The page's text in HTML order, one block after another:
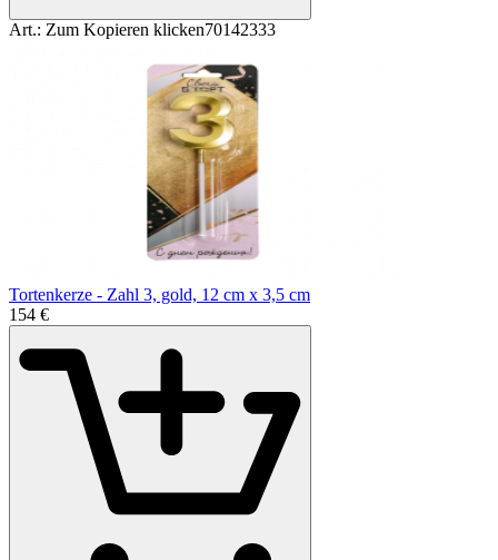
Art.: Zum Kopieren klicken70142333
Tortenkerze - Zahl 3, gold, 12 cm x 3,5 cm
1 54 €